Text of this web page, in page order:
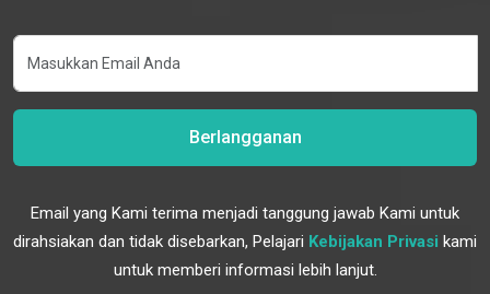
Berlangganan
Email yang Kami terima menjadi tanggung jawab Kami untuk
dirahsiakan dan tidak disebarkan, Pelajari Kebijakan Privasi kami
untuk memberi informasi lebih lanjut.